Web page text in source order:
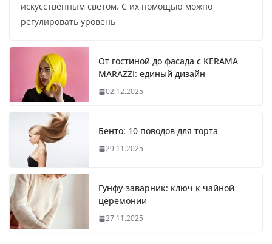
искусственным светом. С их помощью можно
регулировать уровень
От гостиной до фасада с KERAMA
MARAZZI: единый дизайн
02.12.2025
Бенто: 10 поводов для торта
29.11.2025
Гунфу-заварник: ключ к чайной
церемонии
27.11.2025